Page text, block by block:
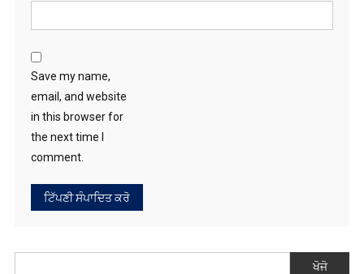
Save my name,
email, and website
in this browser for
the next time I
comment.
ਖੋਜੋ